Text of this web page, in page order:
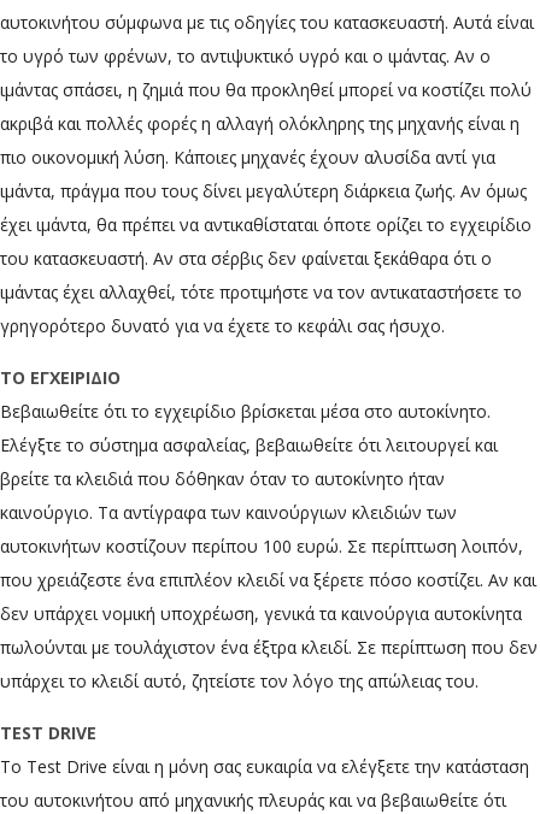
αυτοκινήτου σύμφωνα με τις οδηγίες του κατασκευαστή. Αυτά είναι
το υγρό των φρένων, το αντιψυκτικό υγρό και ο ιμάντας. Αν ο
ιμάντας σπάσει, η ζημιά που θα προκληθεί μπορεί να κοστίζει πολύ
ακριβά και πολλές φορές η αλλαγή ολόκληρης της μηχανής είναι η
πιο οικονομική λύση. Κάποιες μηχανές έχουν αλυσίδα αντί για
ιμάντα, πράγμα που τους δίνει μεγαλύτερη διάρκεια ζωής. Αν όμως
έχει ιμάντα, θα πρέπει να αντικαθίσταται όποτε ορίζει το εγχειρίδιο
του κατασκευαστή. Αν στα σέρβις δεν φαίνεται ξεκάθαρα ότι ο
ιμάντας έχει αλλαχθεί, τότε προτιμήστε να τον αντικαταστήσετε το
γρηγορότερο δυνατό για να έχετε το κεφάλι σας ήσυχο.
ΤΟ ΕΓΧΕΙΡΙΔΙΟ
Βεβαιωθείτε ότι το εγχειρίδιο βρίσκεται μέσα στο αυτοκίνητο.
Ελέγξτε το σύστημα ασφαλείας, βεβαιωθείτε ότι λειτουργεί και
βρείτε τα κλειδιά που δόθηκαν όταν το αυτοκίνητο ήταν
καινούργιο. Τα αντίγραφα των καινούργιων κλειδιών των
αυτοκινήτων κοστίζουν περίπου 100 ευρώ. Σε περίπτωση λοιπόν,
που χρειάζεστε ένα επιπλέον κλειδί να ξέρετε πόσο κοστίζει. Αν και
δεν υπάρχει νομική υποχρέωση, γενικά τα καινούργια αυτοκίνητα
πωλούνται με τουλάχιστον ένα έξτρα κλειδί. Σε περίπτωση που δεν
υπάρχει το κλειδί αυτό, ζητείστε τον λόγο της απώλειας του.
TEST DRIVE
Το Test Drive είναι η μόνη σας ευκαιρία να ελέγξετε την κατάσταση
του αυτοκινήτου από μηχανικής πλευράς και να βεβαιωθείτε ότι